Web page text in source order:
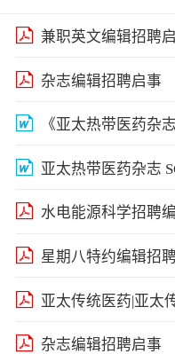
兼职英文编辑招聘
杂志编辑招聘启事
《亚太热带医药杂
亚太热带医药杂志
水电能源科学招聘
星期八特约编辑招
亚太传统医药|亚太传
杂志编辑招聘启事